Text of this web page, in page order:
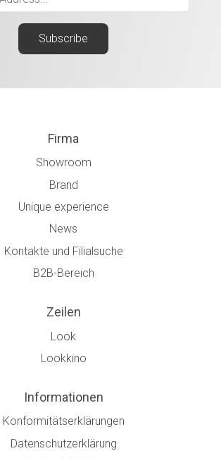
Firma
Showroom
Brand
Unique experience
News
Kontakte und Filialsuche
B2B-Bereich
Zeilen
Look
Lookkino
Informationen
Konformitätserklärungen
Datenschutzerklärung